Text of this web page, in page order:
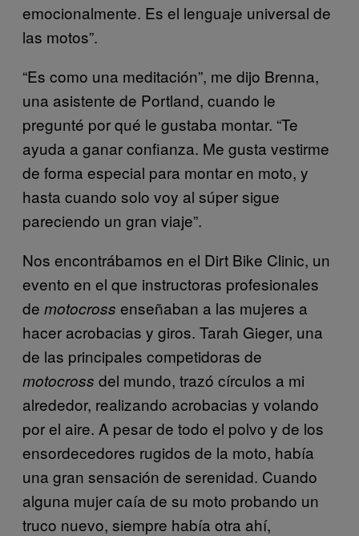
emocionalmente. Es el lenguaje universal de
las motos”.
“Es como una meditación”, me dijo Brenna,
una asistente de Portland, cuando le
pregunté por qué le gustaba montar. “Te
ayuda a ganar confianza. Me gusta vestirme
de forma especial para montar en moto, y
hasta cuando solo voy al súper sigue
pareciendo un gran viaje”.
Nos encontrábamos en el Dirt Bike Clinic, un
evento en el que instructoras profesionales
de motocross enseñaban a las mujeres a
hacer acrobacias y giros. Tarah Gieger, una
de las principales competidoras de
motocross del mundo, trazó círculos a mi
alrededor, realizando acrobacias y volando
por el aire. A pesar de todo el polvo y de los
ensordecedores rugidos de la moto, había
una gran sensación de serenidad. Cuando
alguna mujer caía de su moto probando un
truco nuevo, siempre había otra ahí,